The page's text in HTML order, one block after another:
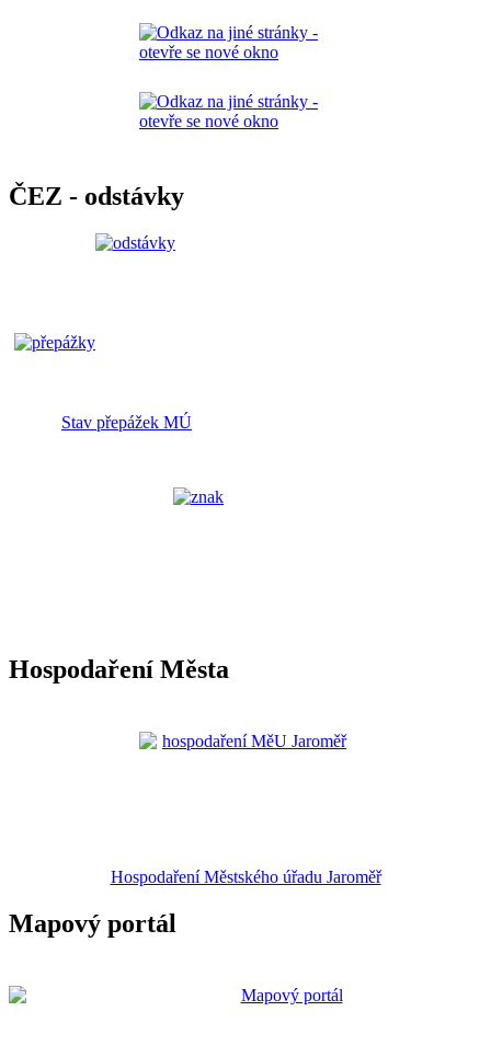
ČEZ - odstávky
Stav přepážek MÚ
Hospodaření Města
Hospodaření Městského úřadu Jaroměř
Mapový portál